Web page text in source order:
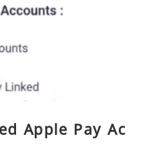
Apple Pay Ac